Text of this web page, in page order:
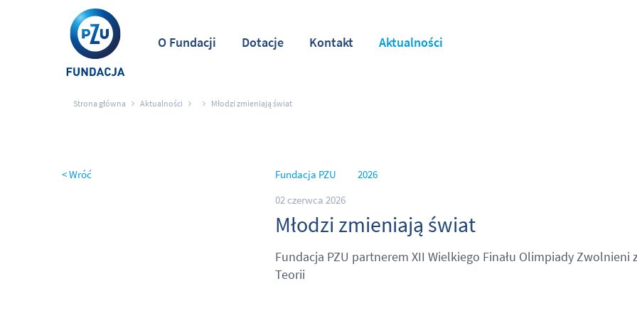
O Fundacji Dotacje Kontakt Aktualności
Strona główna Aktualności Młodzi zmieniają świat
< Wróć Fundacja PZU
2026
02 czerwca 2026
Młodzi zmieniają świat
Fundacja PZU partnerem XII Wielkiego Finału Olimpiady Zwolnieni
Teorii